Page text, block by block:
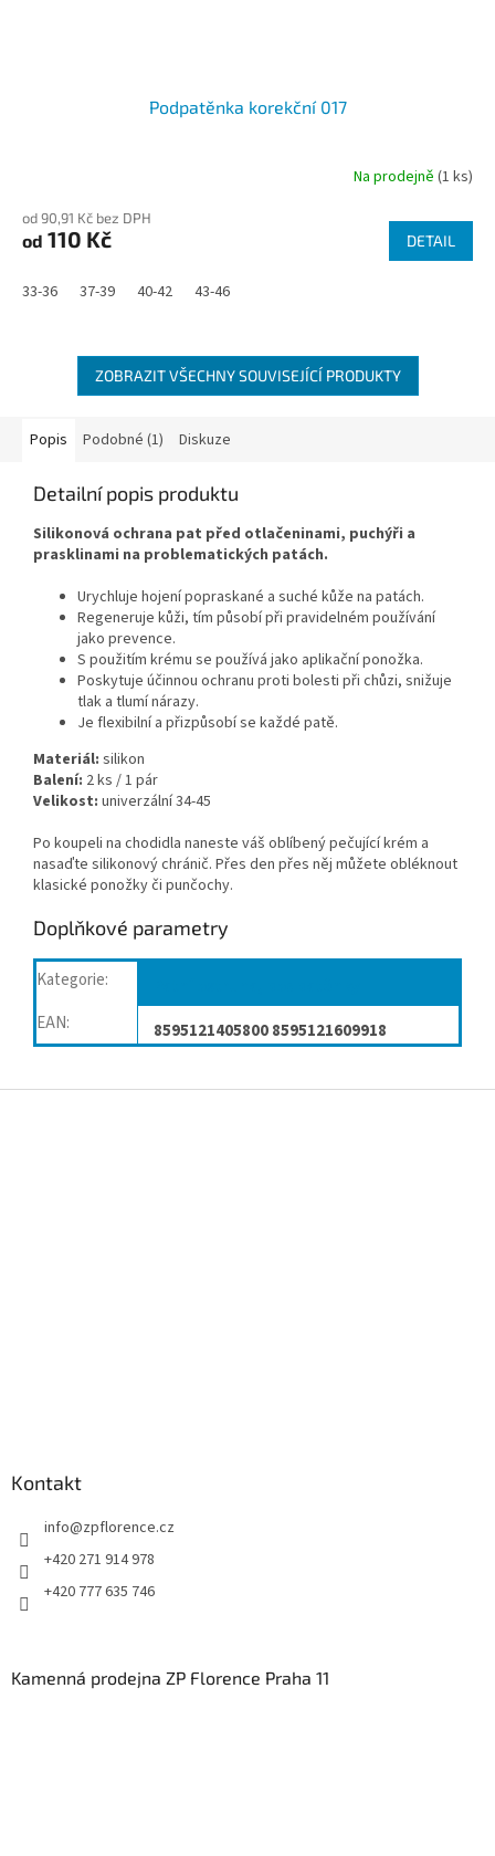
Podpatěnka korekční 017
Na prodejně (1 ks)
od 90,91 Kč bez DPH
od 110 Kč DETAIL
33-36 37-39 40-42 43-46
ZOBRAZIT VŠECHNY SOUVISEJÍCÍ PRODUKTY
Popis Podobné (1) Diskuze
Detailní popis produktu
Silikonová ochrana pat před otlačeninami, puchýři a
prasklinami na problematických patách.
Urychluje hojení popraskané a suché kůže na patách.
Regeneruje kůži, tím působí při pravidelném používání
jako prevence.
S použitím krému se používá jako aplikační ponožka.
Poskytuje účinnou ochranu proti bolesti při chůzi, snižuje
tlak a tlumí nárazy.
Je flexibilní a přizpůsobí se každé patě.
Materiál: silikon
Balení: 2 ks / 1 pár
Velikost: univerzální 34-45
Po koupeli na chodidla naneste váš oblíbený pečující krém a
nasaďte silikonový chránič. Přes den přes něj můžete obléknout
klasické ponožky či punčochy.
Doplňkové parametry
Kategorie:
EAN: 8595121405800 8595121609918
Kontakt
info@zpflorence.cz
+420 271 914 978
+420 777 635 746
Kamenná prodejna ZP Florence Praha 11